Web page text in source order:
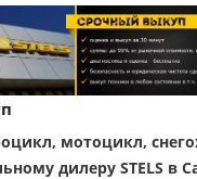
мотоцикл,
дилеру STELS в